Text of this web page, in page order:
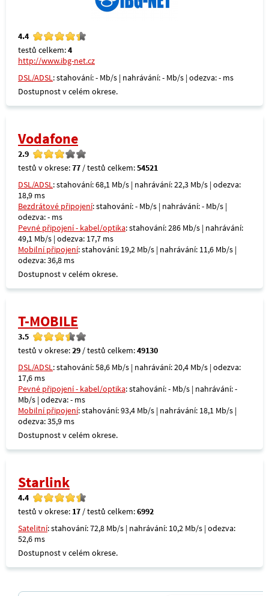
4.4
testů celkem:4
http://www.ibg-net.cz
DSL/ADSL: stahování: - Mb/s | nahrávání: - Mb/s | odezva: - ms
Dostupnost v celém okrese.
Vodafone
2.9
testů v okrese:77 / testů celkem:54521
DSL/ADSL: stahování: 68,1 Mb/s | nahrávání: 22,3 Mb/s | odezva:
18,9 ms
Bezdrátové připojení: stahování: - Mb/s | nahrávání: - Mb/s |
odezva: - ms
Pevné připojení - kabel/optika: stahování: 286 Mb/s | nahrávání:
49,1 Mb/s | odezva: 17,7 ms
Mobilní připojení: stahování: 19,2 Mb/s | nahrávání: 11,6 Mb/s |
odezva: 36,8 ms
Dostupnost v celém okrese.
T-MOBILE
3.5
testů v okrese:29 / testů celkem:49130
DSL/ADSL: stahování: 58,6 Mb/s | nahrávání: 20,4 Mb/s | odezva:
17,6 ms
Pevné připojení - kabel/optika: stahování: - Mb/s | nahrávání: -
Mb/s | odezva: - ms
Mobilní připojení: stahování: 93,4 Mb/s | nahrávání: 18,1 Mb/s |
odezva: 35,9 ms
Dostupnost v celém okrese.
Starlink
4.4
testů v okrese: 17 / testů celkem:6992
Satelitní: stahování: 72,8 Mb/s | nahrávání: 10,2 Mb/s | odezva:
52,6 ms
Dostupnost v celém okrese.